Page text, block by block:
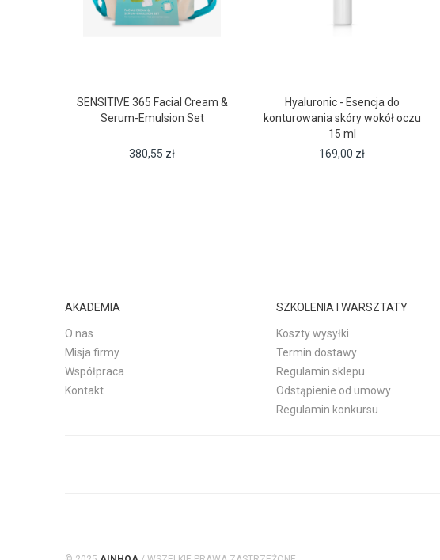
SENSITIVE 365 Facial Cream &
Serum-Emulsion Set
380,55 zł
Hyaluronic - Esencja do
konturowania skóry wokół oczu
15 ml
169,00 zł
AKADEMIA
O nas
Misja firmy
Współpraca
Kontakt
SZKOLENIA I WARSZTATY
Koszty wysyłki
Termin dostawy
Regulamin sklepu
Odstąpienie od umowy
Regulamin konkursu